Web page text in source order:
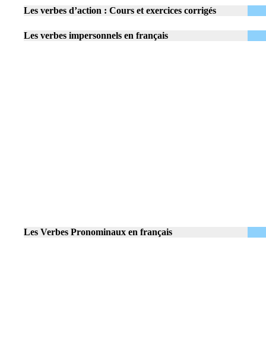
Les verbes d’action : Cours et exercices corrigés
Les verbes impersonnels en français
Les Verbes Pronominaux en français